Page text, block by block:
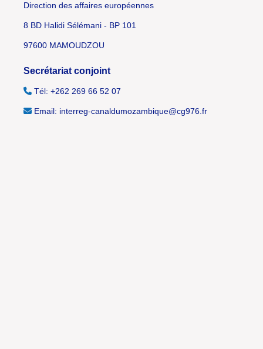
Direction des affaires européennes
8 BD Halidi Sélémani - BP 101
97600 MAMOUDZOU
Secrétariat conjoint
Tél: +262 269 66 52 07
Email: interreg-canaldumozambique@cg976.fr